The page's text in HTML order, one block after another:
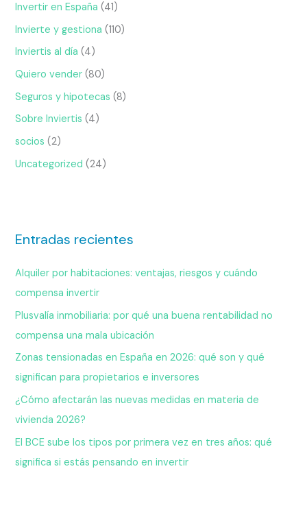
Invertir en España (41)
Invierte y gestiona (110)
Inviertis al día (4)
Quiero vender (80)
Seguros y hipotecas (8)
Sobre Inviertis (4)
socios (2)
Uncategorized (24)
Entradas recientes
Alquiler por habitaciones: ventajas, riesgos y cuándo
compensa invertir
Plusvalía inmobiliaria: por qué una buena rentabilidad no
compensa una mala ubicación
Zonas tensionadas en España en 2026: qué son y qué
significan para propietarios e inversores
¿Cómo afectarán las nuevas medidas en materia de
vivienda 2026?
El BCE sube los tipos por primera vez en tres años: qué
significa si estás pensando en invertir